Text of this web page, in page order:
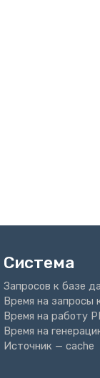
Система
Запросов к базе
Время на запросы
Время на работу
Время на
Источник — cache